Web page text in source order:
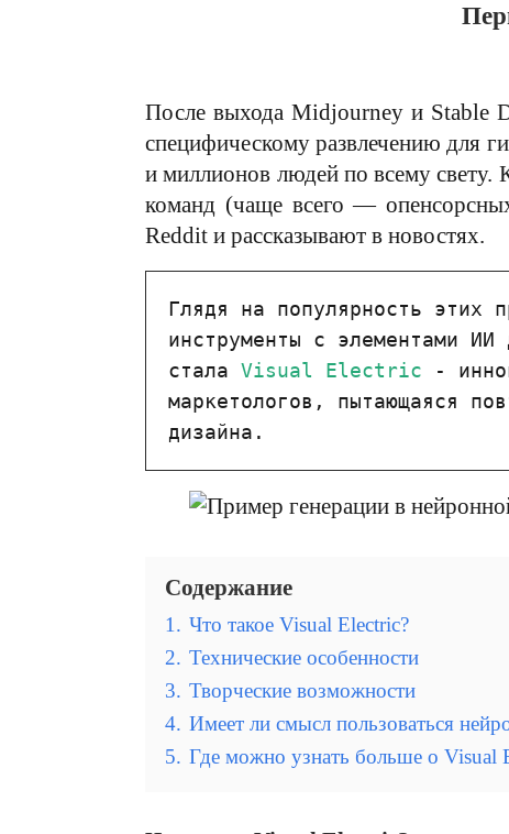
После выхода Midjourney и Stable
специфическому развлечению для
и миллионов людей по всему
команд (чаще всего —
Reddit и рассказывают в новостях.
Глядя на популярность этих
инструменты с элементами
стала Visual Electric -
маркетологов, пытающаяся
дизайна.
Содержание
1. Что такое Visual Electric?
2. Технические особенности
3. Творческие возможности
4. Имеет ли смысл пользоваться
5. Где можно узнать больше о Visual